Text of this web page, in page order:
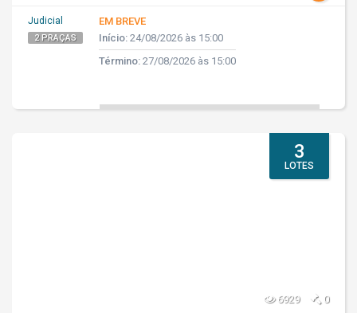
Judicial
2 PRAÇAS
EM BREVE
Início: 24/08/2026 às 15:00
Término: 27/08/2026 às 15:00
3
LOTES
6929 0